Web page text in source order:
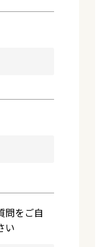
問をご自
い